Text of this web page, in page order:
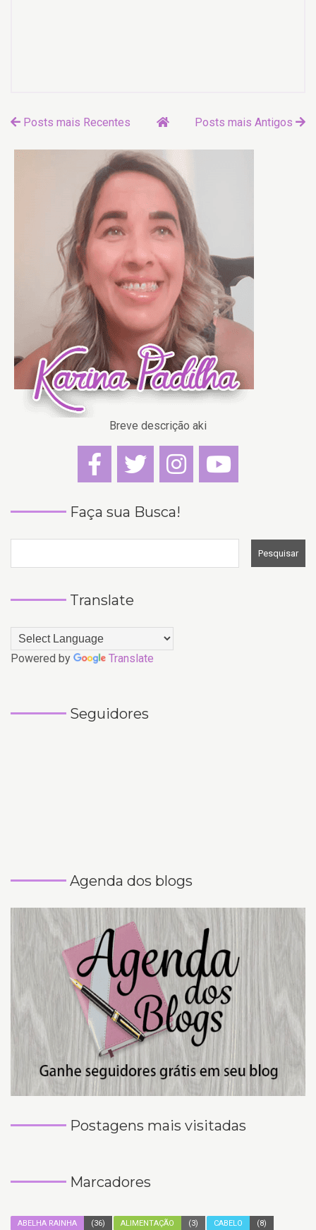
Posts mais Recentes Posts mais Antigos
Breve descrição aki
Faça sua Busca!
Translate
Powered by Translate
Seguidores
Agenda dos blogs
Postagens mais visitadas
Marcadores
ABELHA RAINHA (36) ALIMENTAÇÃO (3) CABELO (8)